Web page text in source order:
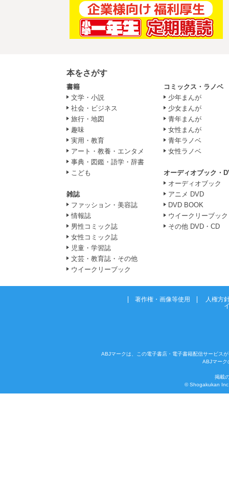
本をさがす
書籍
文学・小説
社会・ビジネス
旅行・地図
趣味
実用・教育
アート・教養・エンタメ
事典・図鑑・語学・辞書
こども
雑誌
ファッション・美容誌
情報誌
男性コミック誌
女性コミック誌
児童・学習誌
文芸・教育誌・その他
ウイークリーブック
コミックス・ラノベ
少年まんが
少女まんが
青年まんが
女性まんが
青年ラノベ
女性ラノベ
オーディオブック・
オーディオブック
アニメ DVD
DVD BOOK
ウイークリーブック
その他 DVD・CD
著作権・画像等使用
人権方
ABJマークは、この電子書店・電子書籍配信サービス
ABJマーク
掲載
© Shogakukan